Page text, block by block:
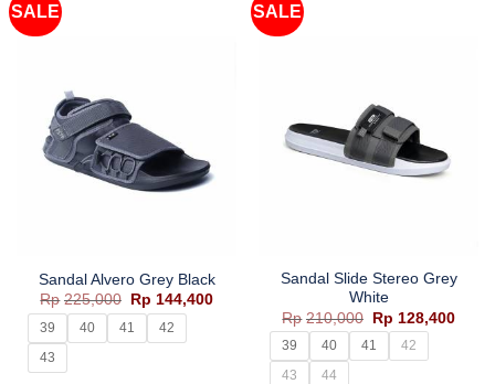
SALE
Sandal Alvero Grey Black
Rp 225,000
Harga
aslinya
adalah:
Rp225,000.
Rp 144,400Harga
Rp144,400.
39 40 41
42
43
SALE
Sandal Slide Stereo Grey
White
Rp 210,000
Harga
aslinya
adalah:
Rp210,000.
Rp 128,400
39 40 41
42
43
44